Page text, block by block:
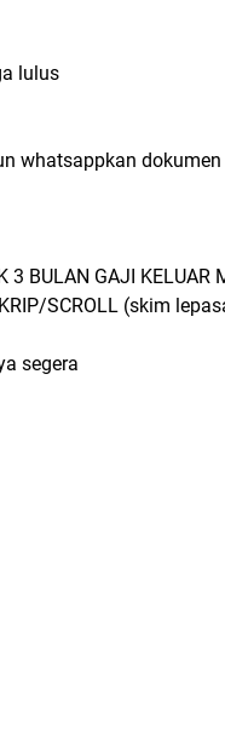
lulus
whatsappkan
3 BULAN GAJI KELUAR
SCROLL (skim
segera